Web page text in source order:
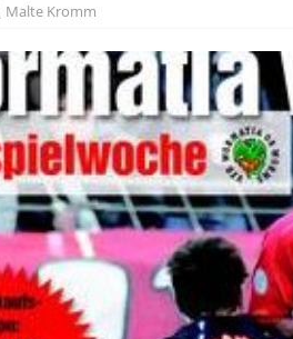
Malte Kromm